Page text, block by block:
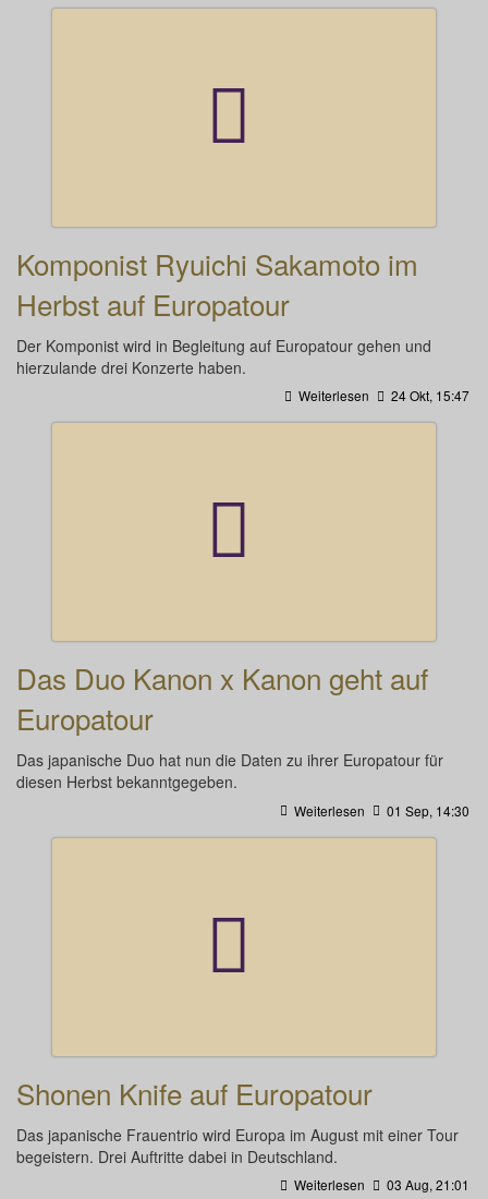
Komponist Ryuichi Sakamoto im
Herbst auf Europatour
Der Komponist wird in Begleitung auf Europatour gehen und
hierzulande drei Konzerte haben.
Weiterlesen 24 Okt, 15:47
Das Duo Kanon x Kanon geht auf
Europatour
Das japanische Duo hat nun die Daten zu ihrer Europatour für
diesen Herbst bekanntgegeben.
Weiterlesen 01 Sep, 14:30
Shonen Knife auf Europatour
Das japanische Frauentrio wird Europa im August mit einer Tour
begeistern. Drei Auftritte dabei in Deutschland.
Weiterlesen 03 Aug, 21:01